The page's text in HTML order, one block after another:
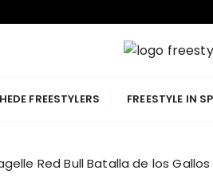
FREESTYLERS FREESTYLE IN
Red Bull Batalla de los Gallos